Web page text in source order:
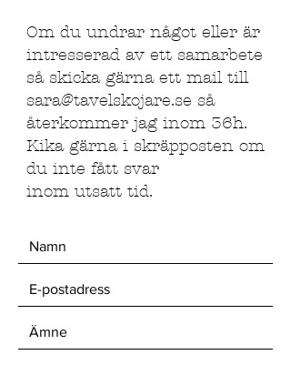
Om du undrar något eller är
intresserad av ett samarbete
så skicka gärna ett mail till
sara@tavelskojare.se så
återkommer jag inom 36h.
Kika gärna i skräpposten om
du inte fått svar
inom utsatt tid.